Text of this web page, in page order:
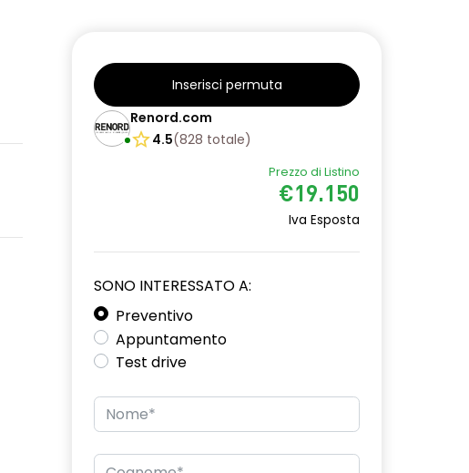
Inserisci permuta
Renord.com
4.5(828 totale)
Prezzo di Listino
€19.150
Iva Esposta
SONO INTERESSATO A:
Preventivo
Appuntamento
Test drive